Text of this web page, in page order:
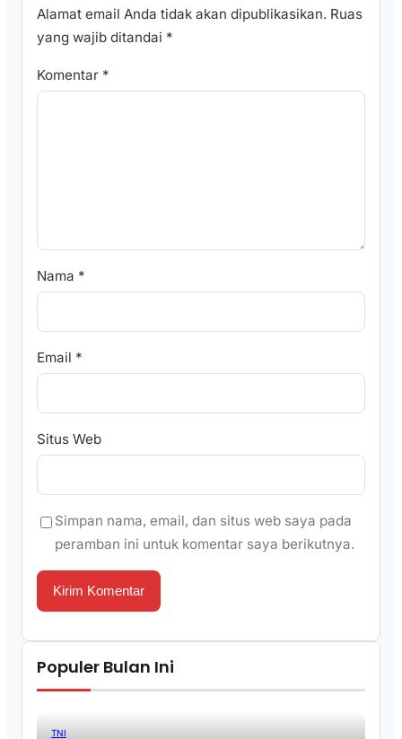
Alamat email Anda tidak akan dipublikasikan. Ruas
yang wajib ditandai *
Komentar *
Nama *
Email *
Situs Web
Simpan nama, email, dan situs web saya pada
peramban ini untuk komentar saya berikutnya.
Populer Bulan Ini
TNI